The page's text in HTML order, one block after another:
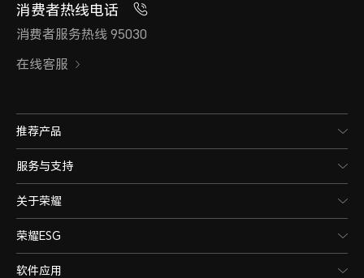
消费者热线电话
消费者服务热线 95030
在线客服
推荐产品
服务与支持
关于荣耀
荣耀ESG
软件应用